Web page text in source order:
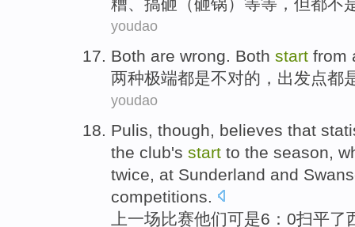
youdao
Both are wrong. Both start from
两种极端都是不对的， 出发点都
youdao
Pulis, though believes that
the club's start to the season,
twice
at Sunderland and
competitions
上一场比赛他们可是6：0扫平了